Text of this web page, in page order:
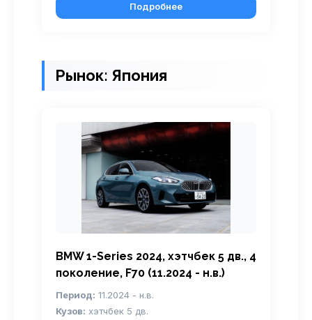
Подробнее
Рынок: Япония
BMW 1-Series 2024, хэтчбек 5 дв., 4
поколение, F70 (11.2024 - н.в.)
Период: 11.2024 - н.в.
Кузов: хэтчбек 5 дв.